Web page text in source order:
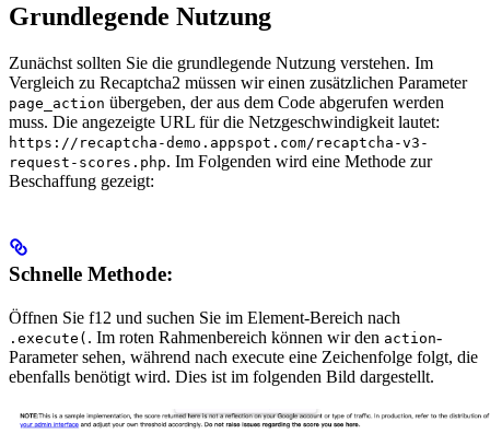
Grundlegende Nutzung
Zunächst sollten Sie die grundlegende Nutzung verstehen. Im
Vergleich zu Recaptcha2 müssen wir einen zusätzlichen Parameter
page_action übergeben, der aus dem Code abgerufen werden
muss. Die angezeigte URL für die Netzgeschwindigkeit lautet:
https://recaptcha-demo.appspot.com/recaptcha-v3-
request-scores.php. Im Folgenden wird eine Methode zur
Beschaffung gezeigt:
Schnelle Methode:
Öffnen Sie f12 und suchen Sie im Element-Bereich nach
.execute( . Im roten Rahmenbereich können wir den action-
Parameter sehen, während nach execute eine Zeichenfolge folgt, die
ebenfalls benötigt wird. Dies ist im folgenden Bild dargestellt.